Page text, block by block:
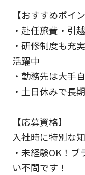
【おすすめポイ
・赴任旅費・引
・研修制度も充
活躍中
・勤務先は大手
・土日休みで長
【応募資格】
入社時に特別な
・未経験OK！
い不問です！